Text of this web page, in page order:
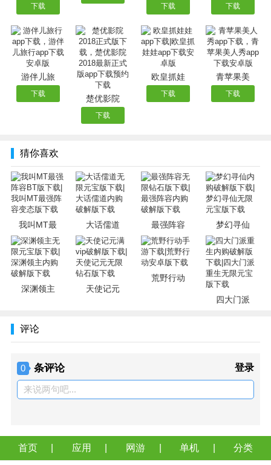
下载 下载 下载
游伴儿旅
下载 楚优影院
下载
欧皇抓娃
下载
青苹果美
下载
猜你喜欢
我叫MT最 大话儒道 最强阵容 梦幻寻仙
深渊领主 天使记元
荒野行动
四大门派
评论
0 条评论 登录
来说两句吧...
首页 应用 网游 单机 分类